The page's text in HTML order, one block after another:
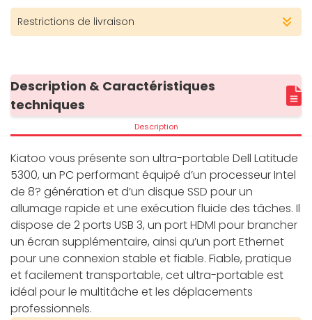
Restrictions de livraison
Description & Caractéristiques
techniques
Description
Kiatoo vous présente son ultra-portable Dell Latitude
5300, un PC performant équipé d’un processeur Intel
de 8? génération et d’un disque SSD pour un
allumage rapide et une exécution fluide des tâches. Il
dispose de 2 ports USB 3, un port HDMI pour brancher
un écran supplémentaire, ainsi qu’un port Ethernet
pour une connexion stable et fiable. Fiable, pratique
et facilement transportable, cet ultra-portable est
idéal pour le multitâche et les déplacements
professionnels.